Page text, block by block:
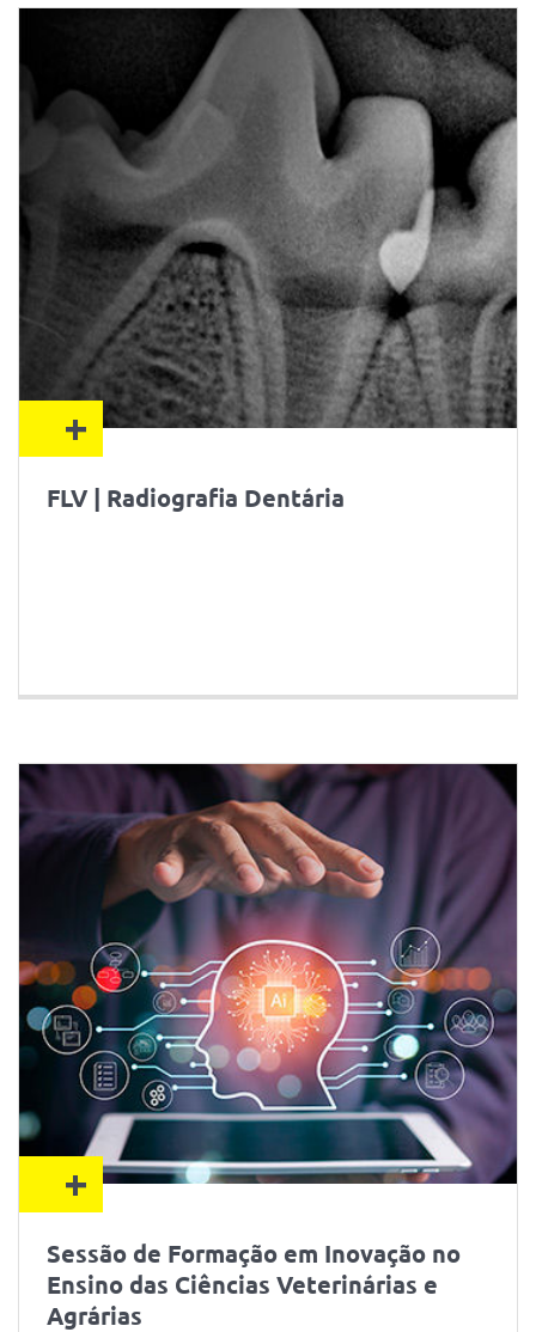
+
FLV | Radiografia Dentária
+
Sessão de Formação em Inovação no
Ensino das Ciências Veterinárias e
Agrárias